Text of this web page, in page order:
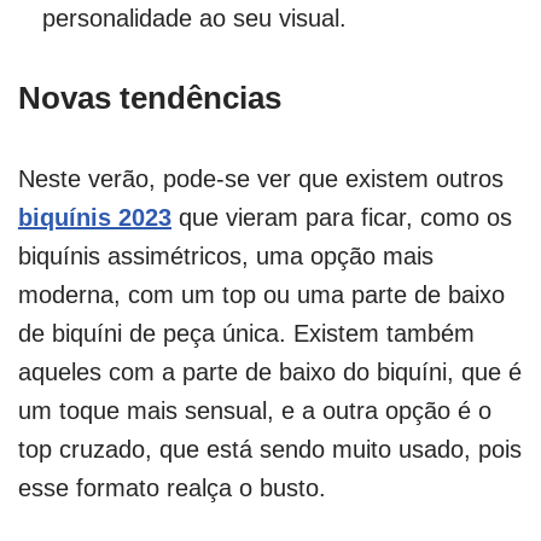
personalidade ao seu visual.
Novas tendências
Neste verão, pode-se ver que existem outros
biquínis 2023 que vieram para ficar, como os
biquínis assimétricos, uma opção mais
moderna, com um top ou uma parte de baixo
de biquíni de peça única. Existem também
aqueles com a parte de baixo do biquíni, que é
um toque mais sensual, e a outra opção é o
top cruzado, que está sendo muito usado, pois
esse formato realça o busto.